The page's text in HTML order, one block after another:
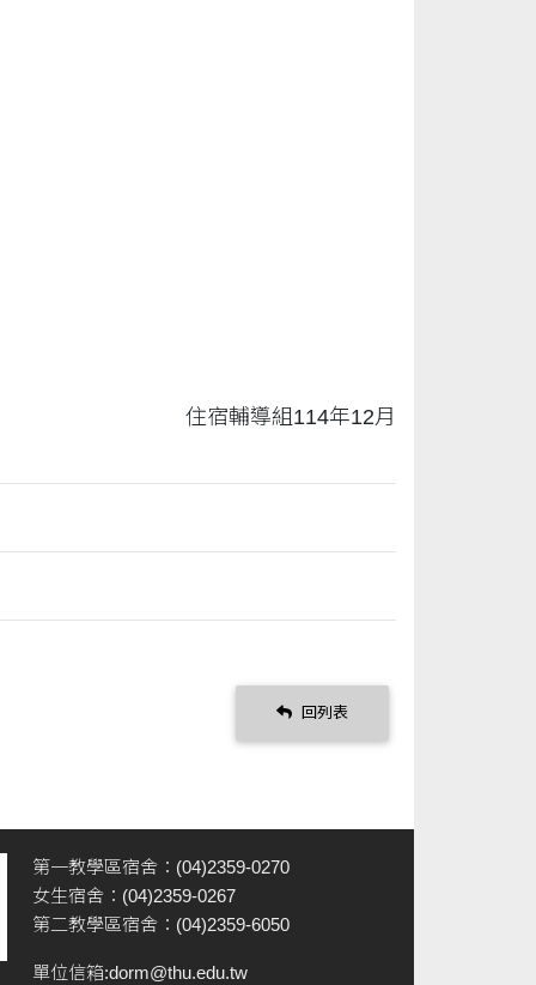
住宿輔導組114年12月
回列表
第一教學區宿舍：(04)2359-0270
女生宿舍：(04)2359-0267
第二教學區宿舍：(04)2359-6050
單位信箱:dorm@thu.edu.tw